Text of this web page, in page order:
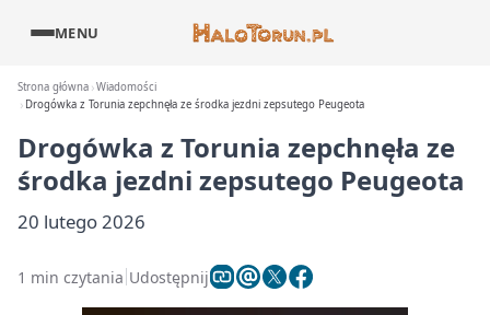
MENU
Strona główna Wiadomości
Drogówka z Torunia zepchnęła ze środka jezdni zepsutego Peugeota
Drogówka z Torunia zepchnęła ze
środka jezdni zepsutego Peugeota
20 lutego 2026
1 min czytania Udostępnij